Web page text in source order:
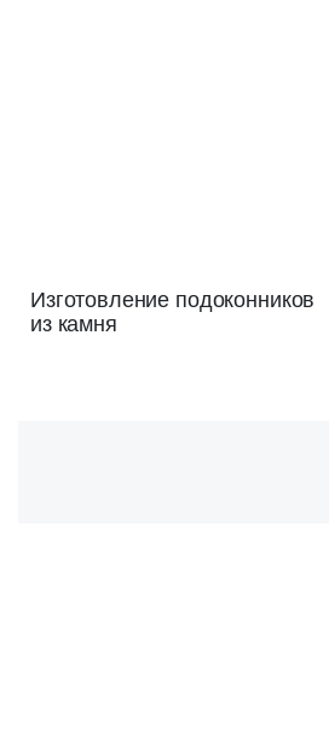
Изготовление подоконников
из камня